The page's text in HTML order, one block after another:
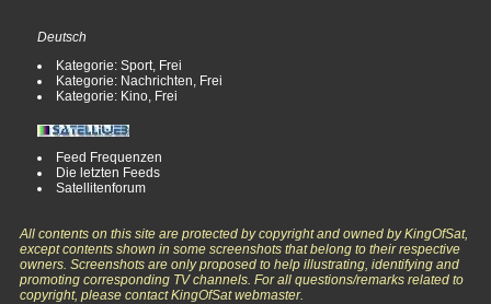
Deutsch
Kategorie: Sport, Frei
Kategorie: Nachrichten, Frei
Kategorie: Kino, Frei
Feed Frequenzen
Die letzten Feeds
Satellitenforum
All contents on this site are protected by copyright and owned by KingOfSat,
except contents shown in some screenshots that belong to their respective
owners. Screenshots are only proposed to help illustrating, identifying and
promoting corresponding TV channels. For all questions/remarks related to
copyright, please contact KingOfSat webmaster.